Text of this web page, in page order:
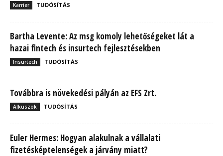
Karrier TUDÓSÍTÁS
Bartha Levente: Az msg komoly lehetőségeket lát a
hazai fintech és insurtech fejlesztésekben
Insurtech TUDÓSÍTÁS
Továbbra is növekedési pályán az EFS Zrt.
Alkuszok TUDÓSÍTÁS
Euler Hermes: Hogyan alakulnak a vállalati
fizetésképtelenségek a járvány miatt?